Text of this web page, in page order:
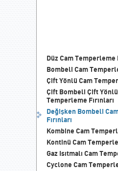
Düz Cam Temperleme
Bombeli Cam
Çift Yönlü Cam
Çift Bombeli Çift
Temperleme Fırınları
Değişken Bombeli
Fırınları
Kombine Cam
Kontinü Cam
Gaz Isıtmalı Cam
Cyclone Cam